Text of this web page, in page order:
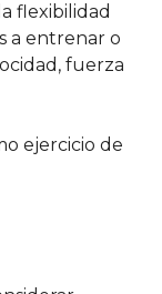
flexibilidad
a entrenar o
fuerza
ejercicio de